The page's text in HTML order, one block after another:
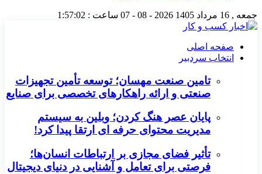
جمعه , 16 مرداد 1405 2026 - 08 - 07 ساعت : 1:57:03
صفحه اصلی
انتخاب سردبیر
تامین صنعت مهسان؛ توسعه تأمین تجهیزات
صنعتی و ارائه راهکارهای تخصصی برای صنایع
پایان عصر هنگ کردن؛ وبلین به سیستم
مدیریت محتوای حرفه ای ارتقا پیدا کرد!
تأثیر فضای مجازی بر ارتباطات انسان‌ها؛
فرصتی برای تعامل و آشنایی در دنیای دیجیتال